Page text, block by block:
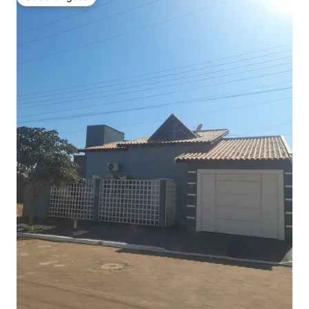
Odabrali gosti